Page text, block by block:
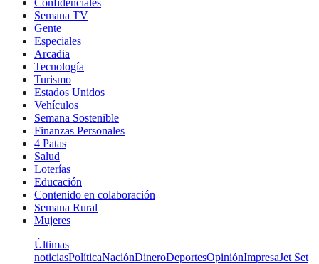
Semana TV
Gente
Especiales
Arcadia
Tecnología
Turismo
Estados Unidos
Vehículos
Semana Sostenible
Finanzas Personales
4 Patas
Salud
Loterías
Educación
Contenido en colaboración
Semana Rural
Mujeres
Últimas
noticiasPolíticaNaciónDineroDeportesOpiniónImpresaJet Set